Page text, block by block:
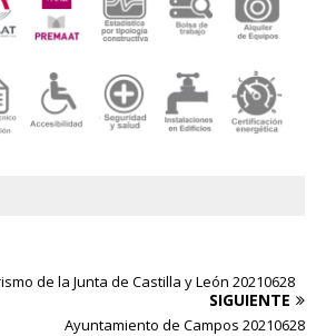
de la Junta de Castilla y León 20210628
SIGUIENTE
Ayuntamiento de Campos 20210628